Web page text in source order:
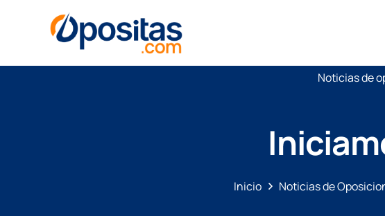
Noticias de
Inicio Noticias de